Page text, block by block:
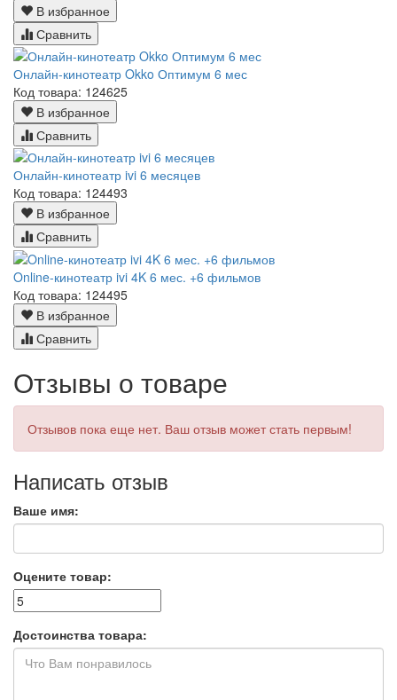
В избранное
Сравнить
Онлайн-кинотеатр Okko Оптимум 6 мес
Код товара: 124625
В избранное
Сравнить
Онлайн-кинотеатр ivi 6 месяцев
Код товара: 124493
В избранное
Сравнить
Online-кинотеатр ivi 4K 6 мес. +6 фильмов
Код товара: 124495
В избранное
Сравнить
Отзывы о товаре
Отзывов пока еще нет. Ваш отзыв может стать первым!
Написать отзыв
Ваше имя:
Оцените товар:
Достоинства товара: